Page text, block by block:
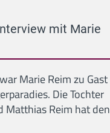
mit Marie
Marie Reim zu Gast
Die Tochter
Matthias Reim hat den